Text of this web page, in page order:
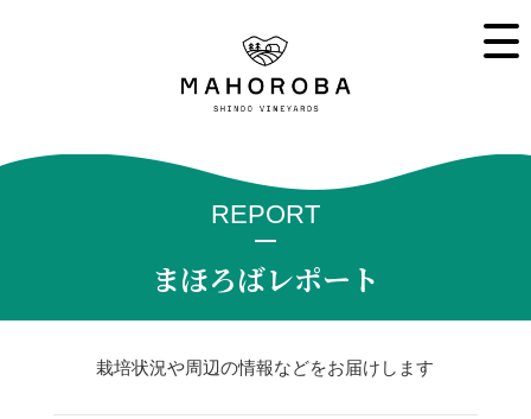
REPORT
まほろばレポート
栽培状況や周辺の情報などをお届けします